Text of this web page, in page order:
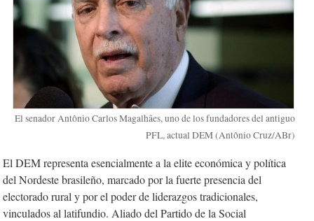
El senador Antônio Carlos Magalhães, uno de los fundadores del antiguo
PFL, actual DEM (Antônio Cruz/ABr)
El DEM representa esencialmente a la elite económica y política
del Nordeste brasileño, marcado por la fuerte presencia del
electorado rural y por el poder de liderazgos tradicionales,
vinculados al latifundio. Aliado del Partido de la Social